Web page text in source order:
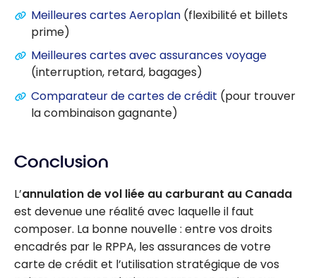
Meilleures cartes Aeroplan (flexibilité et billets
prime)
Meilleures cartes avec assurances voyage
(interruption, retard, bagages)
Comparateur de cartes de crédit (pour trouver
la combinaison gagnante)
Conclusion
L’annulation de vol liée au carburant au Canada
est devenue une réalité avec laquelle il faut
composer. La bonne nouvelle : entre vos droits
encadrés par le RPPA, les assurances de votre
carte de crédit et l’utilisation stratégique de vos